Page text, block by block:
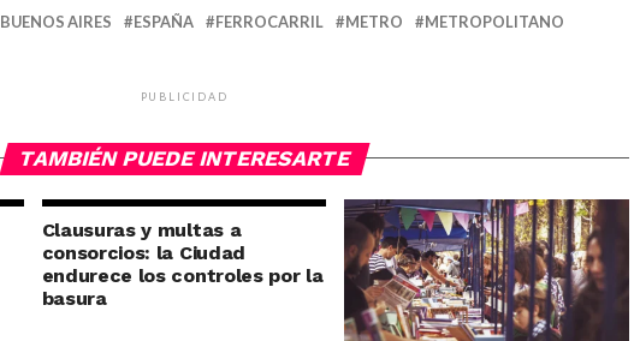
BUENOS AIRES ESPAÑA FERROCARRIL METRO
METROPOLITANO
PUBLICIDAD
TAMBIÉN PUEDE INTERESARTE
Clausuras y multas a
consorcios: la Ciudad
endurece los controles por la
basura